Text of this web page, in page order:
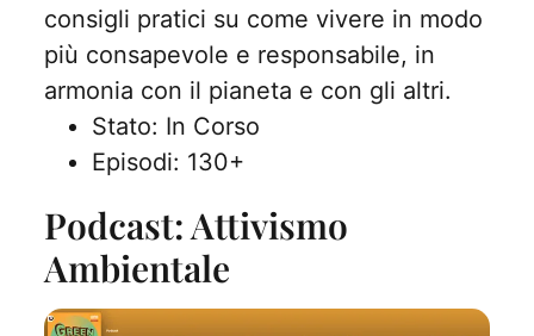
consigli pratici su come vivere in modo
più consapevole e responsabile, in
armonia con il pianeta e con gli altri.
Stato: In Corso
Episodi: 130+
Podcast: Attivismo
Ambientale